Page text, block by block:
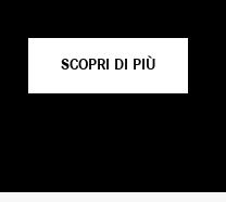
SCOPRI DI PIÙ